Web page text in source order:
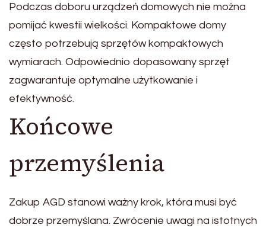
Podczas doboru urządzeń domowych nie można
pomijać kwestii wielkości. Kompaktowe domy
często potrzebują sprzętów kompaktowych
wymiarach. Odpowiednio dopasowany sprzęt
zagwarantuje optymalne użytkowanie i
efektywność.
Końcowe
przemyślenia
Zakup AGD stanowi ważny krok, która musi być
dobrze przemyślana. Zwrócenie uwagi na istotnych